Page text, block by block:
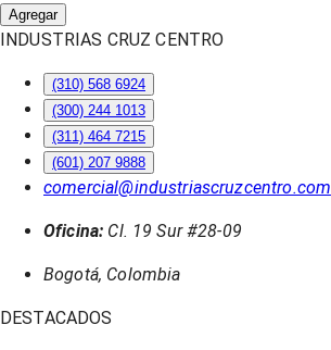
Agregar
INDUSTRIAS CRUZ CENTRO
(310) 568 6924
(300) 244 1013
(311) 464 7215
(601) 207 9888
comercial@industriascruzcentro.com
Oficina: Cl. 19 Sur #28-09
Bogotá, Colombia
DESTACADOS